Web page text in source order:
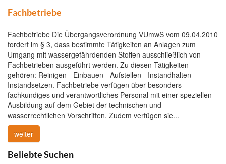
Fachbetriebe
Fachbetriebe Die Übergangsverordnung VUmwS vom 09.04.2010
fordert im § 3, dass bestimmte Tätigkeiten an Anlagen zum
Umgang mit wassergefährdenden Stoffen ausschließlich von
Fachbetrieben ausgeführt werden. Zu diesen Tätigkeiten
gehören: Reinigen - Einbauen - Aufstellen - Instandhalten -
Instandsetzen. Fachbetriebe verfügen über besonders
fachkundiges und verantwortliches Personal mit einer speziellen
Ausbildung auf dem Gebiet der technischen und
wasserrechtlichen Vorschriften. Zudem verfügen sie...
weiter
Beliebte Suchen